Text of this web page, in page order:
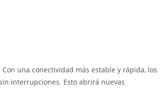
una conectividad más estable y rápida, los
interrupciones. Esto abrirá nuevas